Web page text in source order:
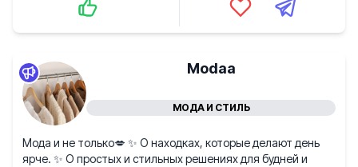
Modaa
МОДА И СТИЛЬ
Мода и не только💋 ✨ О находках, которые делают день
ярче. ✨ О простых и стильных решениях для будней и